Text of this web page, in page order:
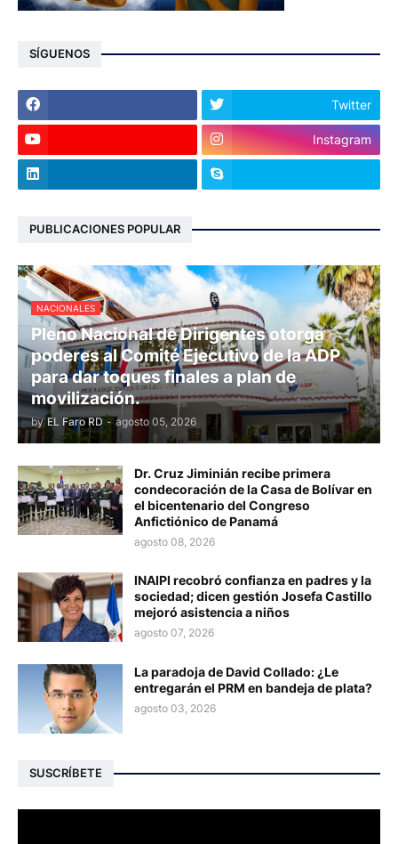
SÍGUENOS
Twitter
Instagram
PUBLICACIONES POPULAR
NACIONALES
Pleno Nacional de Dirigentes otorga
poderes al Comité Ejecutivo de la ADP
para dar toques finales a plan de
movilización.
by EL Faro RD - agosto 05, 2026
Dr. Cruz Jiminián recibe primera
condecoración de la Casa de Bolívar en
el bicentenario del Congreso
Anfictiónico de Panamá
agosto 08, 2026
INAIPI recobró confianza en padres y la
sociedad; dicen gestión Josefa Castillo
mejoró asistencia a niños
agosto 07, 2026
La paradoja de David Collado: ¿Le
entregarán el PRM en bandeja de plata?
agosto 03, 2026
SUSCRÍBETE